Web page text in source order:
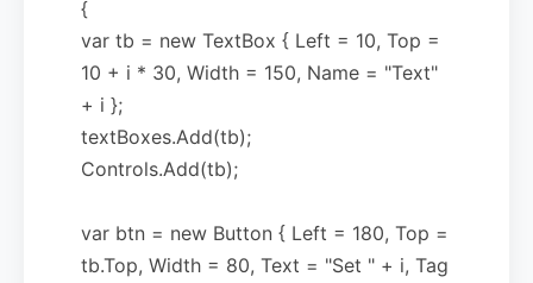
{
var tb = new TextBox { Left = 10, Top =
10 + i * 30, Width = 150, Name = "Text"
+ i };
textBoxes.Add(tb);
Controls.Add(tb);
var btn = new Button { Left = 180, Top =
tb.Top, Width = 80, Text = "Set " + i, Tag